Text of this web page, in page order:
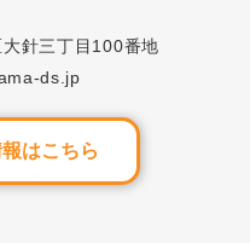
針三丁目100番地
ds.jp
はこちら